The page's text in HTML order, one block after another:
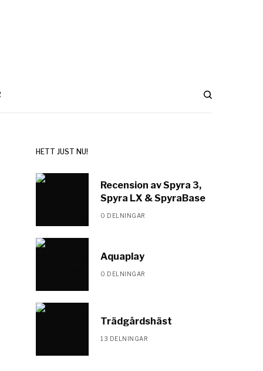
HETT JUST NU!
Recension av Spyra 3,
Spyra LX & SpyraBase
0 DELNINGAR
Aquaplay
0 DELNINGAR
Trädgårdshäst
13 DELNINGAR